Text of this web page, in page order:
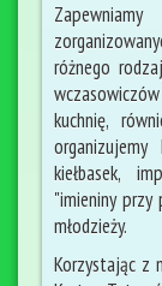
różnego
kuchnię,
kiełbasek,
"imieniny przy
młodzieży.
Korzystając z